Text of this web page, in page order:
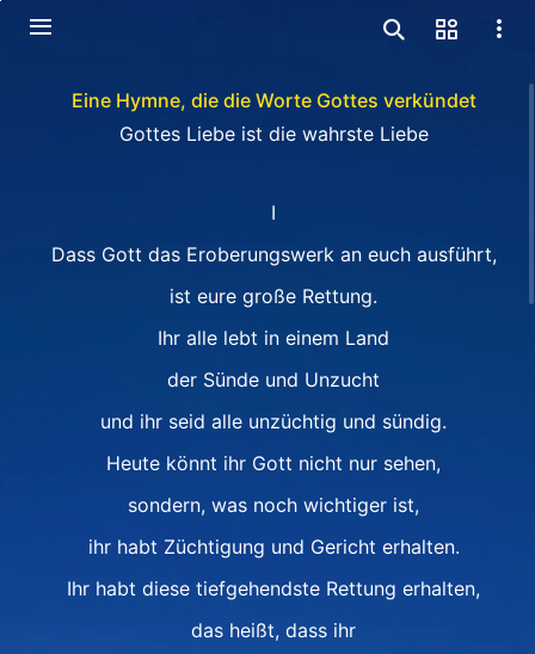
Eine Hymne, die die Worte Gottes verkündet
Gottes Liebe ist die wahrste Liebe
I
Dass Gott das Eroberungswerk an euch ausführt,
ist eure große Rettung.
Ihr alle lebt in einem Land
der Sünde und Unzucht
und ihr seid alle unzüchtig und sündig.
Heute könnt ihr Gott nicht nur sehen,
sondern, was noch wichtiger ist,
ihr habt Züchtigung und Gericht erhalten.
Ihr habt diese tiefgehendste Rettung erhalten,
das heißt, dass ihr